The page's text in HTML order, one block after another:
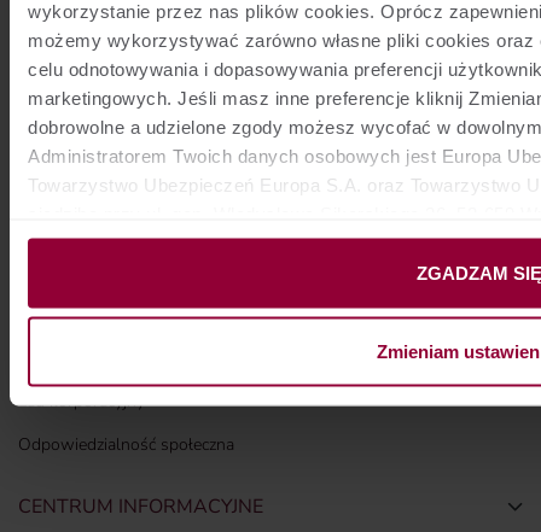
wykorzystanie przez nas plików cookies. Oprócz
możemy wykorzystywać zarówno własne pliki cookies
celu odnotowywania i dopasowywania preferencji
marketingowych. Jeśli masz inne preferencje kliknij
dobrowolne a udzielone zgody możesz wycofać w
Administratorem Twoich danych osobowych jest Europa
Towarzystwo Ubezpieczeń Europa S.A. oraz Towarzystwo
administratorami danych mogą być również nasi partnerzy.
ZGADZAM SIĘ
Zmieniam
Biura podróży
Gwarancje ubezpieczeniowe
Logowanie dla Partnerów i Pracowników Grupy Europa
Raport
Kariera
Ład korporacyjny
Odpowiedzialność społeczna
CENTRUM INFORMACYJNE